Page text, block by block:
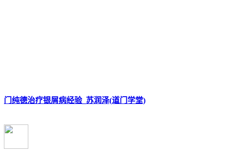
门纯德治疗银屑病经验_苏润泽(道门学堂)